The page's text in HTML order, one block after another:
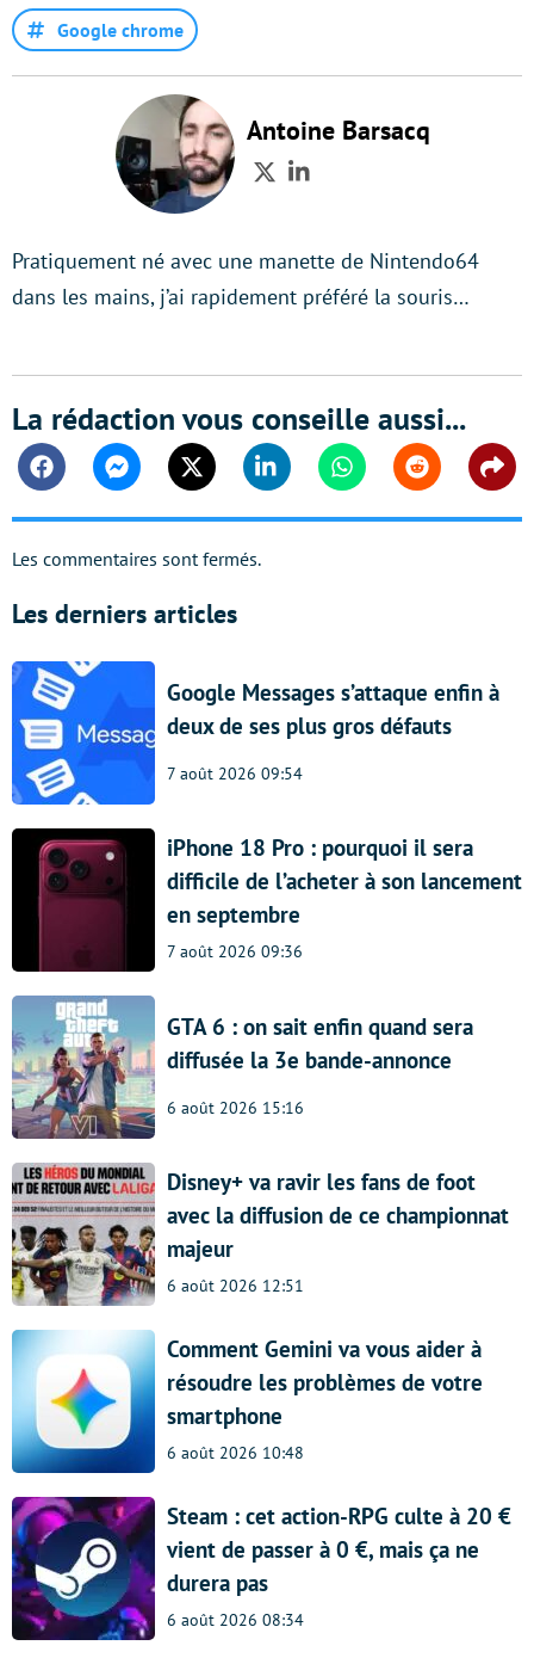
Google chrome
Antoine Barsacq
TwitterLinkedIn
Pratiquement né avec une manette de Nintendo64
dans les mains, j’ai rapidement préféré la souris…
La rédaction vous conseille aussi...
FacebookMessengerTwitter Linkedin WhatsappReddit
Les commentaires sont fermés.
Les derniers articles
Google Messages s’attaque enfin à
deux de ses plus gros défauts
7 août 2026 09:54
iPhone 18 Pro : pourquoi il sera
difficile de l’acheter à son lancement
en septembre
7 août 2026 09:36
GTA 6 : on sait enfin quand sera
diffusée la 3e bande-annonce
6 août 2026 15:16
Disney+ va ravir les fans de foot
avec la diffusion de ce championnat
majeur
6 août 2026 12:51
Comment Gemini va vous aider à
résoudre les problèmes de votre
smartphone
6 août 2026 10:48
Steam : cet action-RPG culte à 20 €
vient de passer à 0 €, mais ça ne
durera pas
6 août 2026 08:34